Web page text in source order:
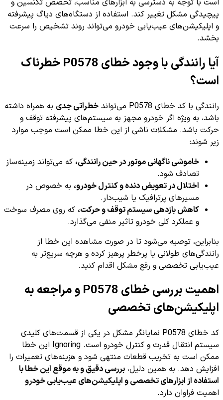
پیچیدگی مشکل تغییر کند. استفاده از دستگاه‌های دیاگ پیشرفته
و اپلیکیشن‌های عیب‌یابی خودرو می‌تواند روند تشخیص را سرعت
بخشد.
آیا رانندگی با وجود خطای P0578 خطرناک
است؟
رانندگی با کد خطای P0578 می‌تواند خطراتی جدی به همراه داشته
باشد، به ویژه اگر خودرو مجهز به سیستم‌های پیشرفته توقف و
حرکت باشد. مشکلات ناشی از این خطا ممکن است موجب موارد
زیر شوند:
خاموشی ناگهانی موتور در حین رانندگی، که می‌تواند زمینه‌ساز
تصادف شود.
اختلال در تعویض دنده و کنترل خودرو، به خصوص در
مسیرهای پرترافیک یا شیب‌دار.
کاهش بازدهی سیستم توقف و حرکت، که روی مصرف سوخت
و عملکرد کلی خودرو تاثیر منفی می‌گذارد.
بنابراین، توصیه می‌شود تا در صورت مشاهده این خطا از
رانندگی‌های طولانی یا پرخطر پرهیز کرده و هرچه سریع‌تر به
عیب‌یابی تخصصی و رفع مشکل اقدام کنید.
اهمیت بررسی خطای P0578 و مراجعه به
اپلیکیشن‌های تخصصی
کد خطای P0578 نمایانگر مشکل در یکی از قسمت‌های کلیدی
سیستم انتقال قدرت و کنترل خودرو است. Ignoring این خطا
ممکن است به تخریب قطعات منتهی شود و هزینه‌های تعمیرات را
افزایش دهد. به همین دلیل، بررسی دقیق و به موقع این خطا با
استفاده از ابزارهای تخصصی و اپلیکیشن‌های عیب‌یابی خودرو
اهمیت فراوان دارد.